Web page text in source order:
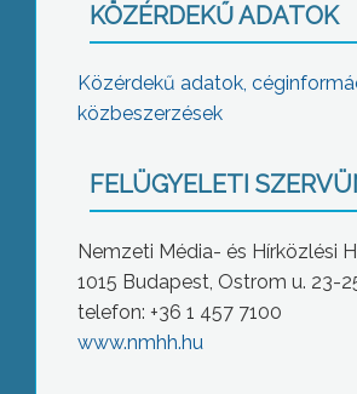
KÖZÉRDEKŰ ADATOK
Közérdekű adatok,
közbeszerzések
FELÜGYELETI
Nemzeti Média- és Hírközlési
1015 Budapest, Ostrom u. 23-
telefon: +36 1 457 7100
www.nmhh.hu